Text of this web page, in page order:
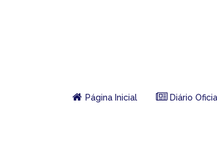
Página Inicial Diário